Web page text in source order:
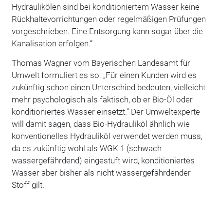
Hydraulikölen sind bei konditioniertem Wasser keine
Rückhaltevorrichtungen oder regelmäßigen Prüfungen
vorgeschrieben. Eine Entsorgung kann sogar über die
Kanalisation erfolgen.“
Thomas Wagner vom Bayerischen Landesamt für
Umwelt formuliert es so: „Für einen Kunden wird es
zukünftig schon einen Unterschied bedeuten, vielleicht
mehr psychologisch als faktisch, ob er Bio-Öl oder
konditioniertes Wasser einsetzt.“ Der Umweltexperte
will damit sagen, dass Bio-Hydrauliköl ähnlich wie
konventionelles Hydrauliköl verwendet werden muss,
da es zukünftig wohl als WGK 1 (schwach
wassergefährdend) eingestuft wird, konditioniertes
Wasser aber bisher als nicht wassergefährdender
Stoff gilt.